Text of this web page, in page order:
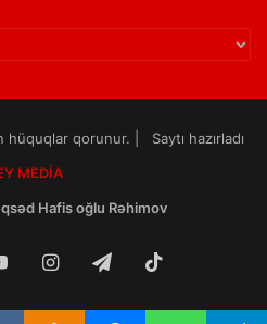
qorunur. | Saytı hazırladı
MEDİA
Hafis oğlu Rəhimov
YouTubeInstagramTelegram